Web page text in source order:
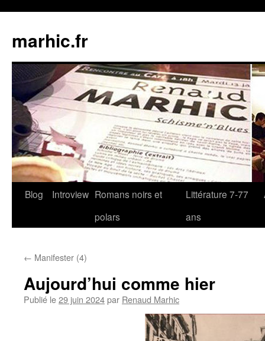
contenu
marhic.fr
Blog Introview Romans noirs et
polars
Littérature 7-77
ans
← Manifester (4)
Aujourd’hui comme hier
Publié le29 juin 2024par Renaud Marhic